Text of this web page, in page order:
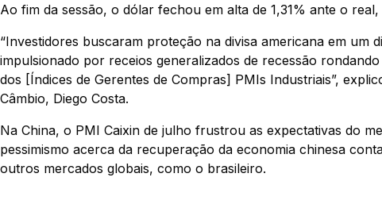
Ao fim da sessão, o dólar fechou em alta de 1,31% ante o real,
“Investidores buscaram proteção na divisa americana em um
impulsionado por receios generalizados de recessão
dos [Índices de Gerentes de Compras] PMIs Industriais”,
Câmbio, Diego Costa.
Na China, o PMI Caixin de julho frustrou as expectativas do
pessimismo acerca da recuperação da economia chinesa
outros mercados globais, como o brasileiro.